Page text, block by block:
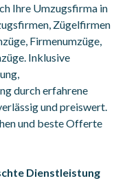
Ihre Umzugsfirma in
Zügelfirmen
Firmenumzüge,
Inklusive
durch erfahrene
und preiswert.
und beste Offerte
Dienstleistung